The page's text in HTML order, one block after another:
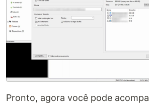
Pronto, agora você pode